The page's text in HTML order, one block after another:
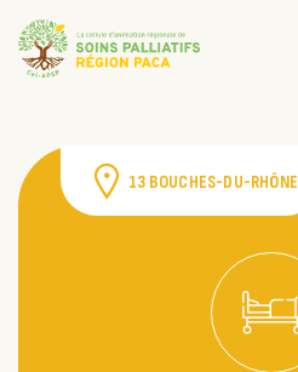
13 BOUCHES-DU-RHÔNE